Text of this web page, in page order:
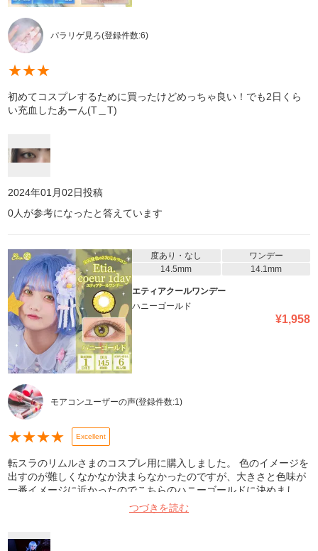
パラリゲ見ろ(登録件数:6)
★★★
初めてコスプレするために買ったけどめっちゃ良い！でも2日くら
い充血したあーん(T＿T)
2024年01月02日投稿
0人が参考になったと答えています
度あり・なし
ワンデー
14.5mm
14.1mm
エティアクールワンデー
ハニーゴールド
¥1,958
モアコンユーザーの声(登録件数:1)
★★★★ Excellent
転スラのリムルさまのコスプレ用に購入しました。 色のイメージを
出すのが難しくなかなか決まらなかったのですが、大きさと色味が
一番イメージに近かったのでこちらのハニーゴールドに決めまし
た。長時間での撮影でも乾燥もなく、すごく着け心地もよく、色味
もイメージに近かったです。また利用させていただきます
つづきを読む